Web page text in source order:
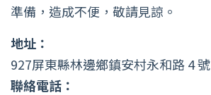
準備，造成不便，敬請見諒。
地址：
927屏東縣林邊鄉鎮安村永和路 4 號
聯絡電話：